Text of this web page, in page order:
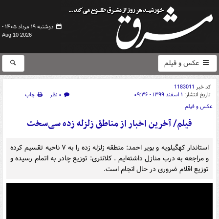
دوشنبه ۱۹ مرداد ۱۴۰۵ -
Aug 10 2026
عکس و فیلم
کد خبر 1183011
تاریخ انتشار: ۱ اسفند ۱۳۹۹ - ۰۹:۳۶ ۰ نظر
چاپ
عکس و فیلم
فیلم/ آخرین اخبار از مناطق زلزله زده سی‌سخت
استاندار کهگیلویه و بویر احمد: منطقه زلزله زده را به ۷ ناحیه تقسیم کرده
و مراجعه به درب منازل داشته‌ایم . کلانتری: توزیع چادر به اتمام رسیده و
توزیع اقلام ضروری در حال انجام است.